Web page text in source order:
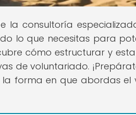
la consultoría
lo que necesitas para
cómo estructurar y
de voluntariado.
forma en que abordas el